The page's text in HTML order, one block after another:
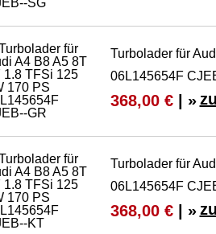
Turbolader für
06L145654F
368,00 €| »
Turbolader für
06L145654F
368,00 €| »